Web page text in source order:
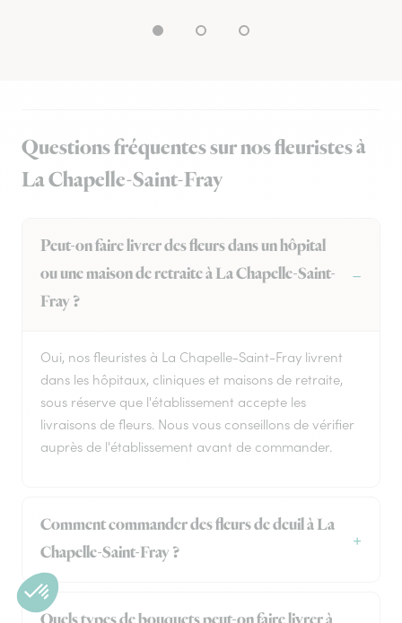
Questions fréquentes sur nos fleuristes à
La Chapelle-Saint-Fray
Peut-on faire livrer des fleurs dans un hôpital
ou une maison de retraite à La Chapelle-Saint-
Fray ?
Oui, nos fleuristes à La Chapelle-Saint-Fray livrent
dans les hôpitaux, cliniques et maisons de retraite,
sous réserve que l'établissement accepte les
livraisons de fleurs. Nous vous conseillons de vérifier
auprès de l'établissement avant de commander.
Comment commander des fleurs de deuil à La
Chapelle-Saint-Fray ?